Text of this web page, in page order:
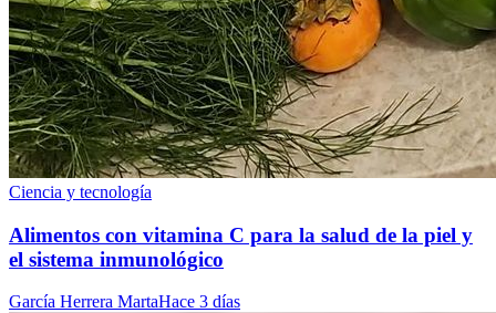
Ciencia y tecnología
Alimentos con vitamina C para la salud de la piel y
el sistema inmunológico
García Herrera MartaHace 3 días